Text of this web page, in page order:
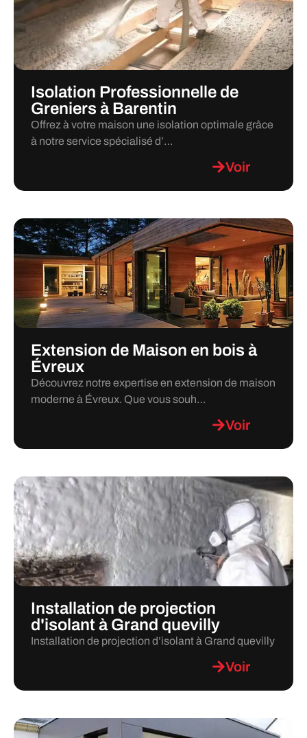
Isolation Professionnelle de
Greniers à Barentin
Offrez à votre maison une isolation optimale grâce
à notre service spécialisé d’…
Voir
Extension de Maison en bois à
Évreux
Découvrez notre expertise en extension de maison
moderne à Évreux. Que vous souh…
Voir
Installation de projection
d'isolant à Grand quevilly
Installation de projection d’isolant à Grand quevilly
Voir